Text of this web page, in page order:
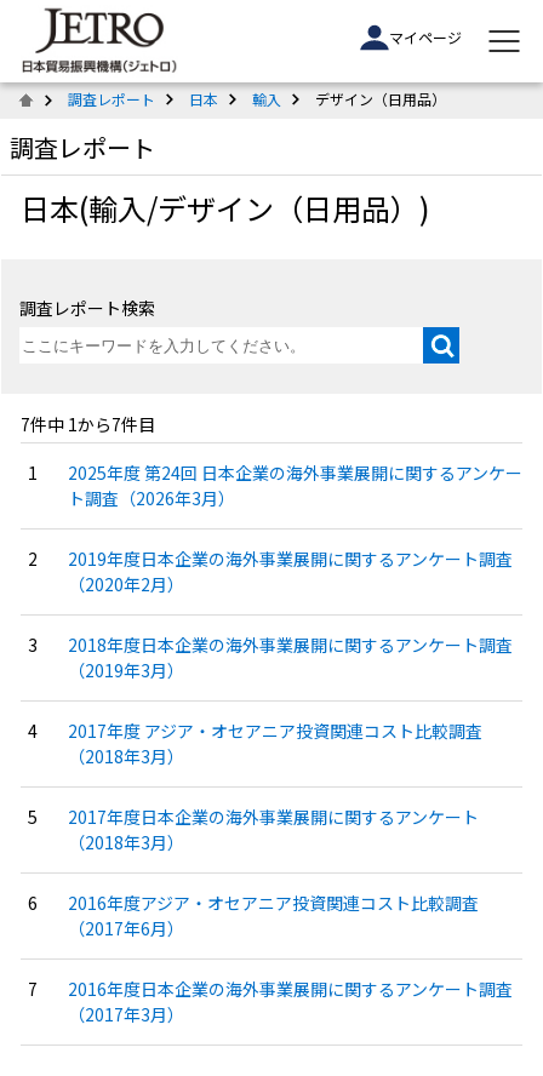
マイページ
調査レポート 日本 輸入 デザイン（日用品）
調査レポート
日本(輸入/デザイン（日用品）)
調査レポート検索
7件中 1から7件目
2025年度 第24回 日本企業の海外事業展開に関するアンケー
ト調査（2026年3月）
2019年度日本企業の海外事業展開に関するアンケート調査
（2020年2月）
2018年度日本企業の海外事業展開に関するアンケート調査
（2019年3月）
2017年度 アジア・オセアニア投資関連コスト比較調査
（2018年3月）
2017年度日本企業の海外事業展開に関するアンケート
（2018年3月）
2016年度アジア・オセアニア投資関連コスト比較調査
（2017年6月）
2016年度日本企業の海外事業展開に関するアンケート調査
（2017年3月）